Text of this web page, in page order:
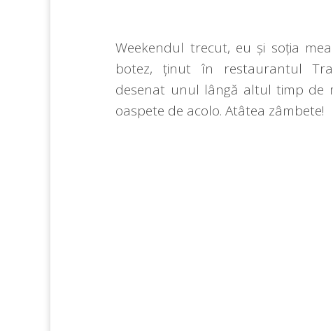
Weekendul trecut, eu și soția
botez, ținut în restaurantul
desenat unul lângă altul timp de
oaspete de acolo. Atâtea zâmbete!